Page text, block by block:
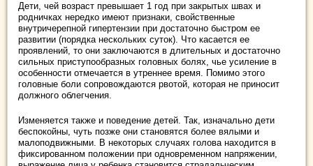
Дети, чей возраст превышает 1 год при закрытых швах и
родничках нередко имеют признаки, свойственные
внутричерепной гипертензии при достаточно быстром ее
развитии (порядка нескольких суток). Что касается ее
проявлений, то они заключаются в длительных и достаточно
сильных приступообразных головных болях, чье усиление в
особенности отмечается в утреннее время. Помимо этого
головные боли сопровождаются рвотой, которая не приносит
должного облегчения.
Изменяется также и поведение детей. Так, изначально дети
беспокойны, чуть позже они становятся более вялыми и
малоподвижными. В некоторых случаях голова находится в
фиксированном положении при одновременном напряжении,